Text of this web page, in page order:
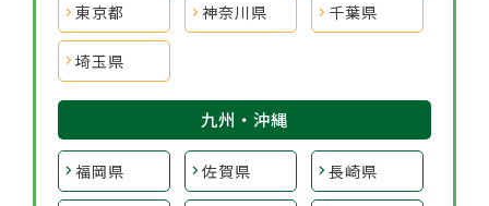
東京都 神奈川県 千葉県
埼玉県
九州・沖縄
福岡県 佐賀県 長崎県